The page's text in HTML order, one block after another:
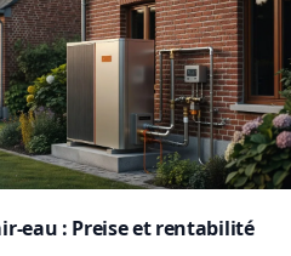
eau : Preise et rentabilité